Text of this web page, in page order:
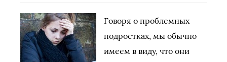
Говоря о проблемных
подростках, мы обычно
имеем в виду, что они